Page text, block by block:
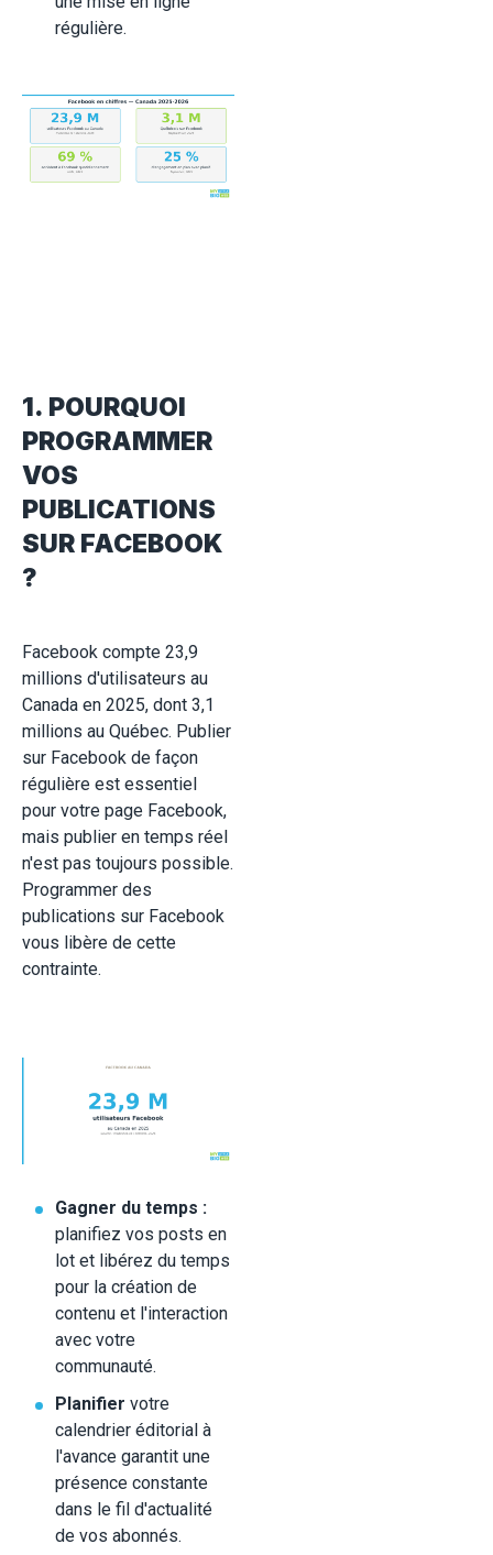
régulière.
1. POURQUOI
PROGRAMMER
VOS
PUBLICATIONS
SUR FACEBOOK
?
Facebook compte 23,9
millions d'utilisateurs au
Canada en 2025, dont 3,1
millions au Québec. Publier
sur Facebook de façon
régulière est essentiel
pour votre page Facebook,
mais publier en temps réel
n'est pas toujours possible.
Programmer des
publications sur Facebook
vous libère de cette
contrainte.
Gagner du temps :
planifiez vos posts en
lot et libérez du temps
pour la création de
contenu et l'interaction
avec votre
communauté.
Planifier votre
calendrier éditorial à
l'avance garantit une
présence constante
dans le fil d'actualité
de vos abonnés.